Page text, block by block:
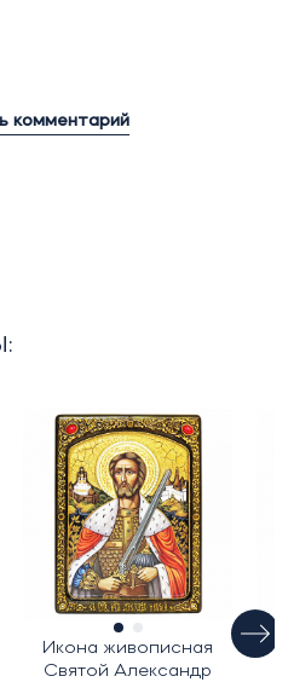
комментарий
Икона живописная
Святой Александр